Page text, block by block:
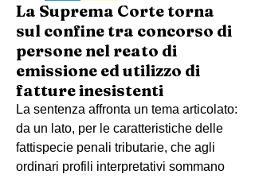
La Suprema Corte torna
sul confine tra concorso di
persone nel reato di
emissione ed utilizzo di
fatture inesistenti
La sentenza affronta un tema articolato:
da un lato, per le caratteristiche delle
fattispecie penali tributarie, che agli
ordinari profili interpretativi sommano